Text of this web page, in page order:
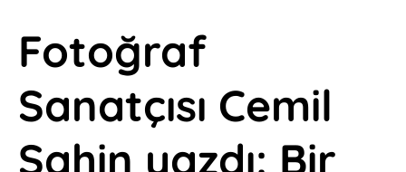
Fotoğraf
Sanatçısı Cemil
Şahin yazdı: Bir